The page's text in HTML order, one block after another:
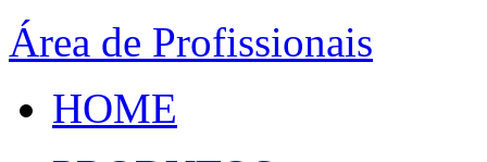
Área de Profissionais
HOME